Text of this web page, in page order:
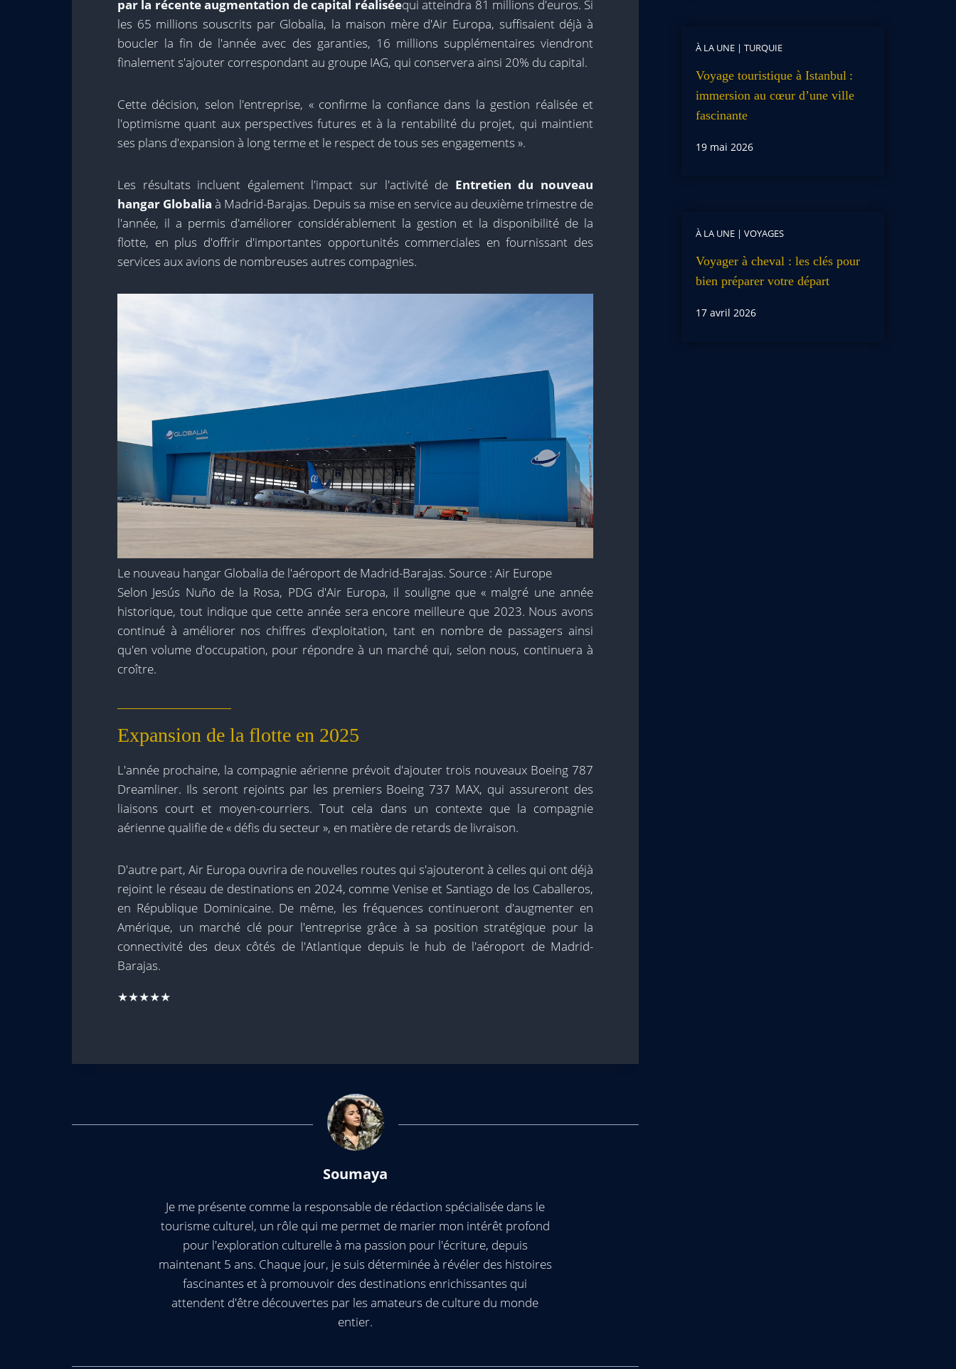
par la récente augmentation de capital réaliséequi atteindra 81 millions d'euros. Si
les 65 millions souscrits par Globalia, la maison mère d'Air Europa, suffisaient déjà à
boucler la fin de l'année avec des garanties, 16 millions supplémentaires viendront
finalement s'ajouter correspondant au groupe IAG, qui conservera ainsi 20% du capital.
Cette décision, selon l'entreprise, « confirme la confiance dans la gestion réalisée et
l'optimisme quant aux perspectives futures et à la rentabilité du projet, qui maintient
ses plans d'expansion à long terme et le respect de tous ses engagements ».
Les résultats incluent également l'impact sur l'activité de Entretien du nouveau
hangar Globalia à Madrid-Barajas. Depuis sa mise en service au deuxième trimestre de
l'année, il a permis d'améliorer considérablement la gestion et la disponibilité de la
flotte, en plus d'offrir d'importantes opportunités commerciales en fournissant des
services aux avions de nombreuses autres compagnies.
Le nouveau hangar Globalia de l'aéroport de Madrid-Barajas. Source : Air Europe
Selon Jesús Nuño de la Rosa, PDG d'Air Europa, il souligne que « malgré une année
historique, tout indique que cette année sera encore meilleure que 2023. Nous avons
continué à améliorer nos chiffres d'exploitation, tant en nombre de passagers ainsi
qu'en volume d'occupation, pour répondre à un marché qui, selon nous, continuera à
croître.
Expansion de la flotte en 2025
L'année prochaine, la compagnie aérienne prévoit d'ajouter trois nouveaux Boeing 787
Dreamliner. Ils seront rejoints par les premiers Boeing 737 MAX, qui assureront des
liaisons court et moyen-courriers. Tout cela dans un contexte que la compagnie
aérienne qualifie de « défis du secteur », en matière de retards de livraison.
D'autre part, Air Europa ouvrira de nouvelles routes qui s'ajouteront à celles qui ont déjà
rejoint le réseau de destinations en 2024, comme Venise et Santiago de los Caballeros,
en République Dominicaine. De même, les fréquences continueront d'augmenter en
Amérique, un marché clé pour l'entreprise grâce à sa position stratégique pour la
connectivité des deux côtés de l'Atlantique depuis le hub de l'aéroport de Madrid-
Barajas.
★★★★★
Soumaya
Je me présente comme la responsable de rédaction spécialisée dans le
tourisme culturel, un rôle qui me permet de marier mon intérêt profond
pour l'exploration culturelle à ma passion pour l'écriture, depuis
maintenant 5 ans. Chaque jour, je suis déterminée à révéler des histoires
fascinantes et à promouvoir des destinations enrichissantes qui
attendent d'être découvertes par les amateurs de culture du monde
entier.
À LA UNE| TURQUIE
Voyage touristique à Istanbul :
immersion au cœur d’une ville
fascinante
19 mai 2026
À LA UNE| VOYAGES
Voyager à cheval : les clés pour
bien préparer votre départ
17 avril 2026